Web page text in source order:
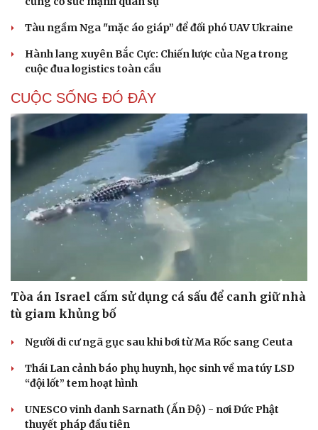
Văn hóa
Sân khấu - Điện ảnh
Văn học
Âm nhạc
Di sản
Giải trí
Thời trang
Sao Việt
Tàu ngầm Nga "mặc áo giáp” để đối phó UAV Ukraine
Hành lang xuyên Bắc Cực: Chiến lược của Nga trong
cuộc đua logistics toàn cầu
CUỘC SỐNG ĐÓ ĐÂY
Tòa án Israel cấm sử dụng cá sấu để canh giữ nhà
tù giam khủng bố
Người di cư ngã gục sau khi bơi từ Ma Rốc sang Ceuta
Thái Lan cảnh báo phụ huynh, học sinh về ma túy LSD
“đội lốt” tem hoạt hình
UNESCO vinh danh Sarnath (Ấn Độ) - nơi Đức Phật
thuyết pháp đầu tiên